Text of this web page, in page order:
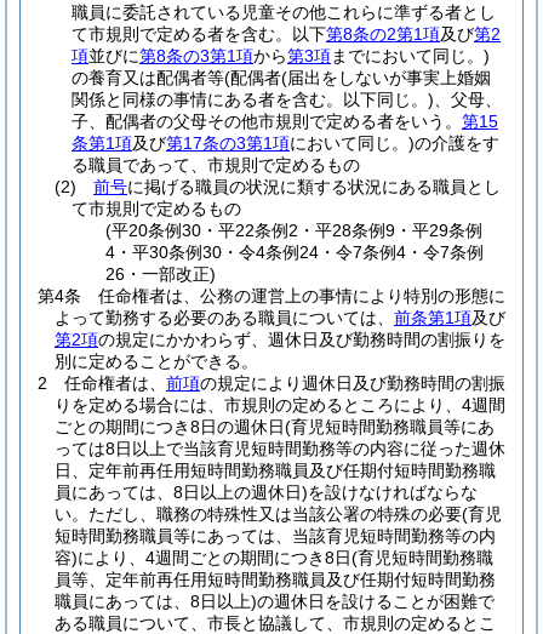
職員に委託されている児童その他これらに準ずる者とし
て市規則で定める者を含む。以下第8条の2第1項及び第2
項並びに第8条の3第1項から第3項までにおいて同じ。)
の養育又は配偶者等(配偶者(届出をしないが事実上婚姻
関係と同様の事情にある者を含む。以下同じ。) 、父母、
子、配偶者の父母その他市規則で定める者をいう。 第15
条第1項及び第17条の3第1項において同じ。)の介護をす
る職員であって、市規則で定めるもの
(2)
前号に掲げる職員の状況に類する状況にある職員とし
て市規則で定めるもの
(平20条例30・平22条例2・平28条例9・平29条例
4・平30条例30・令4条例24・令7条例4・令7条例
26・一部改正)
第4条
任命権者は、公務の運営上の事情により特別の形態に
よって勤務する必要のある職員については、 前条第1項及び
第2項の規定にかかわらず、週休日及び勤務時間の割振りを
別に定めることができる。
2
任命権者は、 前項の規定により週休日及び勤務時間の割振
りを定める場合には、市規則の定めるところにより、4週間
ごとの期間につき8日の週休日(育児短時間勤務職員等にあ
っては8日以上で当該育児短時間勤務等の内容に従った週休
日、定年前再任用短時間勤務職員及び任期付短時間勤務職
員にあっては、8日以上の週休日)を設けなければならな
い。 ただし、職務の特殊性又は当該公署の特殊の必要(育児
短時間勤務職員等にあっては、当該育児短時間勤務等の内
容)により、4週間ごとの期間につき8日(育児短時間勤務職
員等、定年前再任用短時間勤務職員及び任期付短時間勤務
職員にあっては、8日以上)の週休日を設けることが困難で
ある職員について、市長と協議して、市規則の定めるとこ